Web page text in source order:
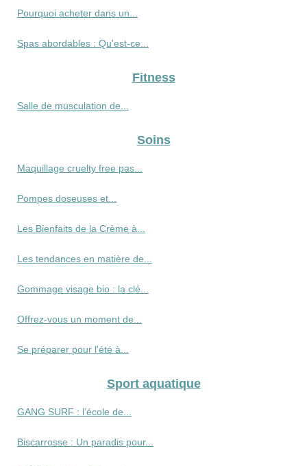
Pourquoi acheter dans un...
Spas abordables : Qu'est-ce...
Fitness
Salle de musculation de...
Soins
Maquillage cruelty free pas...
Pompes doseuses et...
Les Bienfaits de la Crème à...
Les tendances en matière de...
Gommage visage bio : la clé...
Offrez-vous un moment de...
Se préparer pour l'été à...
Sport aquatique
GANG SURF : l’école de...
Biscarrosse : Un paradis pour...